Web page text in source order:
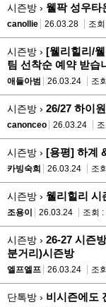
시즌방 › 웰팍 성우타
canollie 26.03.28 조
시즌방 › [웰리힐리/
팀 선착순 예약 받습
애들아범
26.03.24 조
시즌방 › 26/27 하이
canonceo 26.03.24
시즌방 › [용평] 하계
카빙숙희 26.03.24 조
시즌방 › 웰리힐리 시
조용이 26.03.24 조회 :
시즌방 › 26-27 시즌
분거리)시즌방
엘프엘프 26.03.24 조
단톡방 › 비시즌에도